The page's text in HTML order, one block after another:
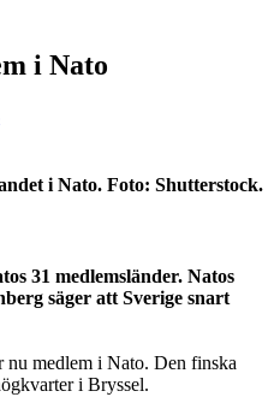
i Nato
i Nato. Foto: Shutterstock.
31 medlemsländer. Natos
säger att Sverige snart
nu medlem i Nato. Den finska
i Bryssel.